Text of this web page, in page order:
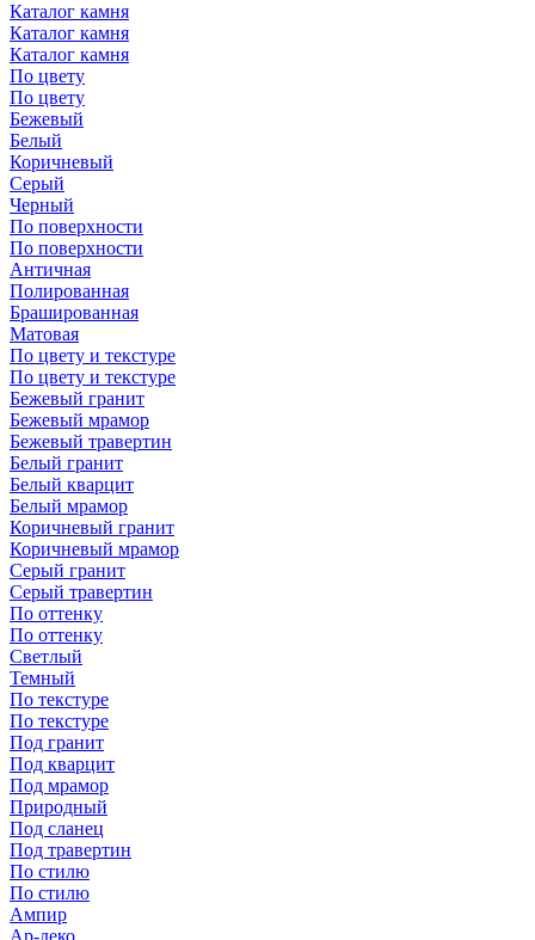
Каталог камня
Каталог камня
Каталог камня
По цвету
По цвету
Бежевый
Белый
Коричневый
Серый
Черный
По поверхности
По поверхности
Античная
Полированная
Брашированная
Матовая
По цвету и текстуре
По цвету и текстуре
Бежевый гранит
Бежевый мрамор
Бежевый травертин
Белый гранит
Белый кварцит
Белый мрамор
Коричневый гранит
Коричневый мрамор
Серый гранит
Серый травертин
По оттенку
По оттенку
Светлый
Темный
По текстуре
По текстуре
Под гранит
Под кварцит
Под мрамор
Природный
Под сланец
Под травертин
По стилю
По стилю
Ампир
Ар-деко